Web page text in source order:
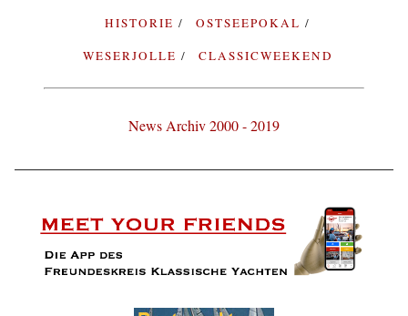
HISTORIE
OSTSEEPOKAL
WESERJOLLE
CLASSICWEEKEND
News Archiv 2000 - 2019